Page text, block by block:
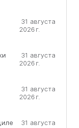
31 августа
2026 г.
31 августа
2026 г.
31 августа
2026 г.
31 августа